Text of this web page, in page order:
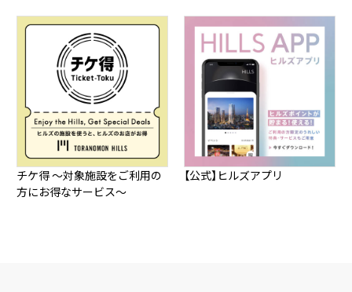
チケ得 ～対象施設をご利用の
方にお得なサービス～
【公式】ヒルズアプリ